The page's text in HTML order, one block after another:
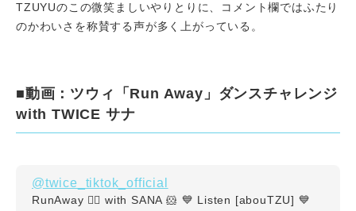
TZUYUのこの微笑ましいやりとりに、コメント欄ではふたり
のかわいさを称賛する声が多く上がっている。
■動画：ツウィ「Run Away」ダンスチャレンジ
with TWICE サナ
@twice_tiktok_official
RunAway 🏃‍♀ with SANA 🐹 💙 Listen [abouTZU] 💙